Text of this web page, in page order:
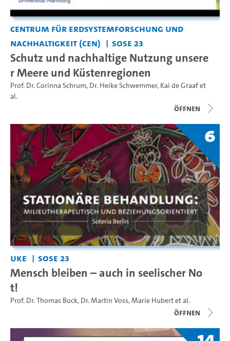
Centrum für Erdsystemforschung und
Nachhaltigkeit (CEN)
SoSe 23
Schutz und nachhaltige Nutzung unsere
r Meere und Küstenregionen
Prof. Dr. Corinna Schrum, Dr. Heike Schwemmer, Kai de Graafet
al.
Öffnen
6
UKE SoSe 23
Mensch bleiben – auch in seelischer No
t!
Prof. Dr. Thomas Bock, Dr. Martin Voss,Marie Hubertet al.
Öffnen